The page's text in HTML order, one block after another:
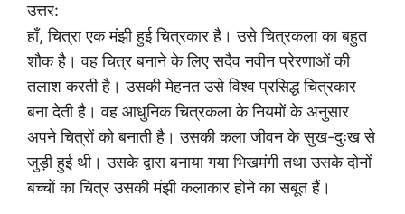
उत्तर:
हाँ, चित्रा एक मंझी हुई चित्रकार है। उसे चित्रकला का बहुत
शौक है। वह चित्र बनाने के लिए सदैव नवीन प्रेरणाओं की
तलाश करती है। उसकी मेहनत उसे विश्व प्रसिद्ध चित्रकार
बना देती है। वह आधुनिक चित्रकला के नियमों के अनुसार
अपने चित्रों को बनाती है। उसकी कला जीवन के सुख-दुःख से
जुड़ी हुई थी। उसके द्वारा बनाया गया भिखमंगी तथा उसके दोनों
बच्चों का चित्र उसकी मंझी कलाकार होने का सबूत हैं।